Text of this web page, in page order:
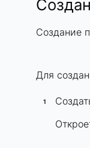
Создание
Для